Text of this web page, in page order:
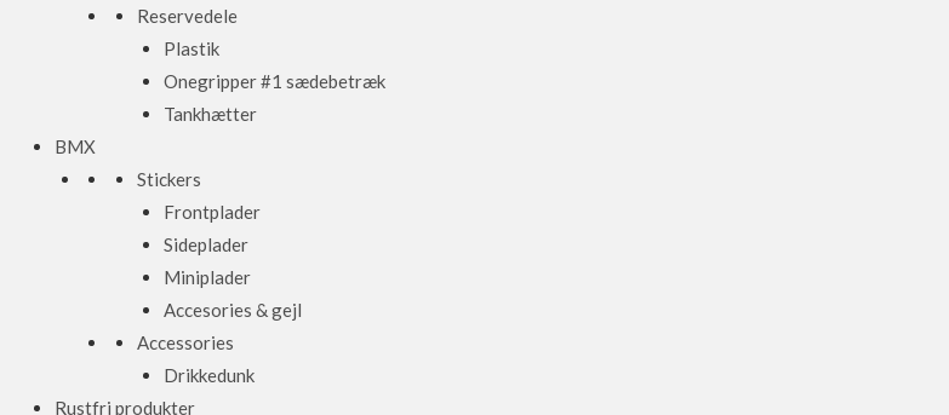
Reservedele
Plastik
Onegripper #1 sædebetræk
Tankhætter
BMX
Stickers
Frontplader
Sideplader
Miniplader
Accesories & gejl
Accessories
Drikkedunk
Rustfri produkter